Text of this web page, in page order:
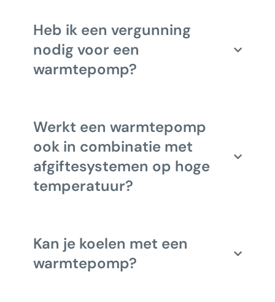
Heb ik een vergunning
nodig voor een
warmtepomp?
Werkt een warmtepomp
ook in combinatie met
afgiftesystemen op hoge
temperatuur?
Kan je koelen met een
warmtepomp?